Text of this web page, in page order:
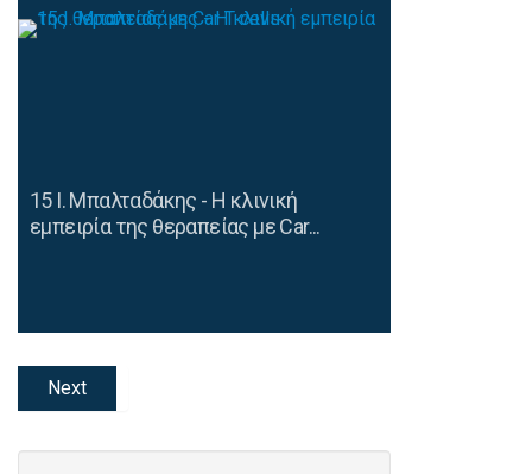
15 Ι. Μπαλταδάκης - Η κλινική
εμπειρία της θεραπείας με Car...
Next